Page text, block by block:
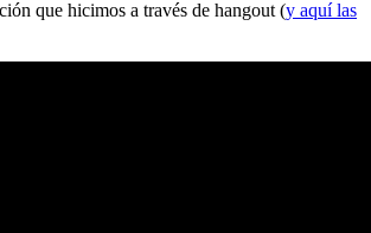
que hicimos a través de hangout (y aquí las